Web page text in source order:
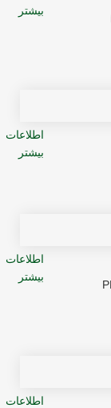
بیشتر
اطلاعات
بیشتر
اطلاعات
بیشتر
اطلاعات